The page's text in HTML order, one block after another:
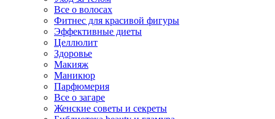
Все о волосах
Фитнес для красивой фигуры
Эффективные диеты
Целлюлит
Здоровье
Макияж
Маникюр
Парфюмерия
Все о загаре
Женские советы и секреты